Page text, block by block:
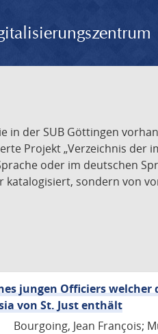
in der SUB Göttingen
Projekt „Verzeichnis der
oder im deutschen
katalogisiert, sondern von
jungen Officiers
von St. Just enthält
Bourgoing, Jean François;